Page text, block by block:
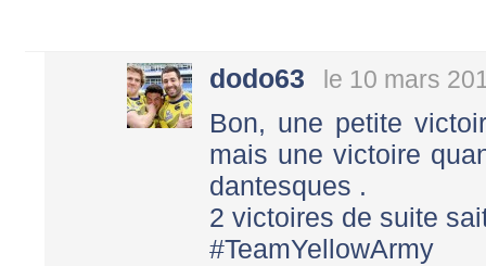
dodo63 le 10 mars
Bon, une petite
mais une victoire
dantesques .
2 victoires de suite
#TeamYellowArmy